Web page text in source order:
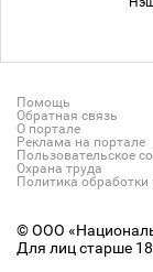
Помощь
Обратная связь
О портале
Реклама на портале
Пользовательское
Охрана труда
Политика
© ООО
Для лиц старше